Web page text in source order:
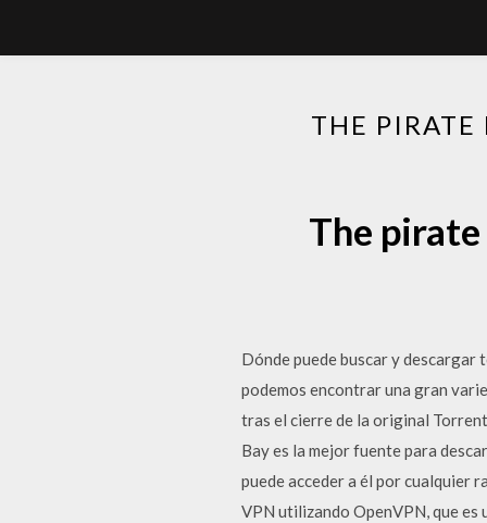
THE PIRATE
The
Dónde puede buscar y descargar
podemos encontrar una gran
tras el cierre de la original
Bay es la mejor fuente para
puede acceder a él por cualquier
VPN utilizando OpenVPN, que